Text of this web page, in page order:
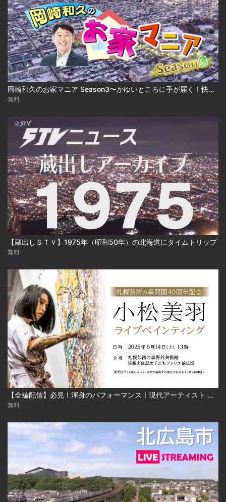
岡崎和久のお家マニア Season3〜かゆいところに手が届く！快適建売住宅 2025-03-17
無料
【蔵出しＳＴＶ】1975年（昭和50年）の北海道にタイムトリップ
無料
【全編配信】必見！渾身のパフォーマンス｜現代アーティスト 小松美羽 ライブペインティング｜札幌芸術の森開園40周年記念 2025年6月24日（土） Miwa Komatsu | Live Painting‐Sapporo Art Park
無料